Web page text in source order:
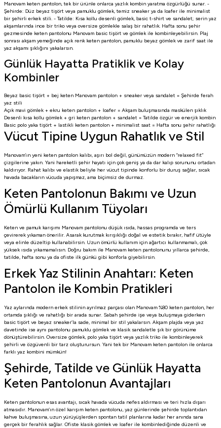
Manovam keten pantolon, tek bir ürünle onlarca yazlık kombin yaratma özgürlüğü sunar. -
Şehirde: Düz beyaz tişört veya pamuklu gömlek, temiz sneaker ya da loafer ile minimalist
bir şehirli erkek stili. - Tatilde: Kısa kollu desenli gömlek, basic t-shirt ve sandalet; serin yaz
akşamlarında ince bir triko veya oversize gömlekle salaş bir rahatlık. Hafta sonu şehir
gezmesinde keten pantolonu Manovam basic tişört ve gömlek ile kombinleyebilirsin. Plaj
sonrası akşam yemeğinde açık renk keten pantolon, pamuklu beyaz gömlek ve zarif saat ile
yaz akşamı şıklığını yakalarsın.
Günlük Hayatta Pratiklik ve Kolay
Kombinler
Beyaz basic tişört + bej keten Manovam pantolon + sneaker veya sandalet = Şehirde ferah
yaz stili
Açık mavi gömlek + ekru keten pantolon + loafer = Akşam buluşmasında maskülen şıklık
Desenli kısa kollu gömlek + gri keten pantolon + sandalet = Tatilde özgür ve enerjik kombin
Basic polo yaka tişört + lastikli keten pantolon + minimalist saat = Hafta sonu şehir rahatlığı
Vücut Tipine Uygun Rahatlık ve Stil
Manovam’ın yeni keten pantolon kalıbı, aşırı bol değil, günümüzün modern “relaxed fit”
çizgilerine yakın. Yani hareketli şehir hayatı için çok geniş ya da dar kalıp sorununu ortadan
kaldırıyor. Rahat kalıbı ve elastik beliyle her vücut tipinde konforlu bir duruş sağlar, sıcak
havada bacakların vücuda yapışmaz, ama biçimsiz de durmaz.
Keten Pantolonun Bakımı ve Uzun
Ömürlü Kullanım Tüyoları
Keten ve pamuk karışımı Manovam pantolonu düşük ısıda, hassas programda ve ters
çevirerek yıkaman önerilir. Asarak kurutmak kırışıklığı doğal ve estetik bırakır, hafif ütüyle
veya elinle düzeltip kullanabilirsin. Uzun ömürlü kullanım için ağartıcı kullanmamalı, çok
yüksek ısıda yıkamamalısın. Doğru bakım ile Manovam keten pantolonunu yıllarca şehirde,
tatilde, hafta sonu ya da ofiste ilk günkü gibi konforla giyebilirsin.
Erkek Yaz Stilinin Anahtarı: Keten
Pantolon ile Kombin Pratikleri
Yaz aylarında modern erkek stilinin ayrılmaz parçası olan Manovam %80 keten pantolon, her
ortamda şıklığı ve rahatlığı bir arada sunar. Sabah şehirde işe veya buluşmaya giderken
basic tişört ve beyaz sneaker’la sade, minimal bir stil yakalarsın. Akşam plajda veya yaz
davetinde ise aynı pantolonu pamuklu gömlek ve klasik sandaletle şık bir görünüme
dönüştürebilirsin. Oversize gömlek, polo yaka tişört veya yazlık triko ile kombinleyerek
şehirli ve özgüvenli bir tarz oluşturursun. Yani tek bir Manovam keten pantolon ile onlarca
farklı yaz kombini mümkün!
Şehirde, Tatilde ve Günlük Hayatta
Keten Pantolonun Avantajları
Keten pantolonun esas avantajı, sıcak havada vücuda nefes aldırması ve teri hızla dışarı
atmasıdır. Manovam’ın özel karışım keten pantolonu, yaz günlerinde şehirde toplantıdan
kahve buluşmasına, uzun yürüyüşlerden spontan tatil planlarına kadar her anında sana
gerçek bir ferahlık sağlar. Ofiste klasik gömlek ve loafer ile kombinlediğinde düzenli ve